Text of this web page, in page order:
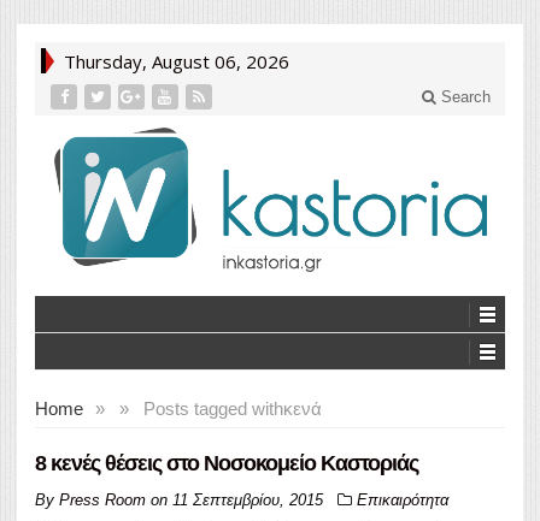
Thursday, August 06, 2026
Search
Home » Posts tagged with
» κενά
8 κενές θέσεις στο Νοσοκομείο Καστοριάς
By Press Room on 11 Σεπτεμβρίου, 2015 Επικαιρότητα